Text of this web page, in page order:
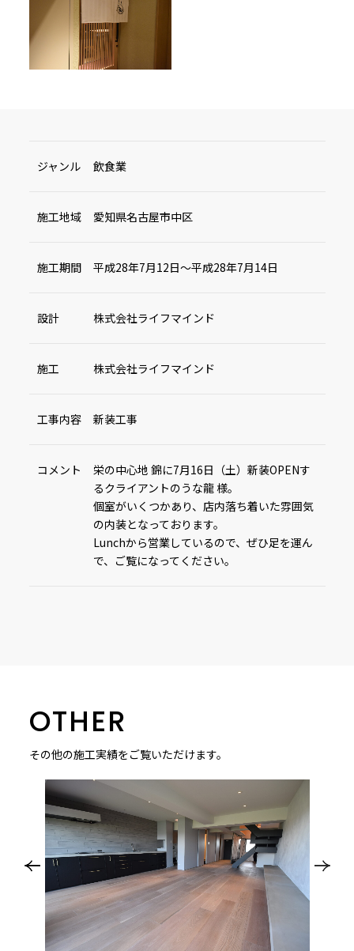
ジャンル 飲食業
施工地域 愛知県名古屋市中区
施工期間 平成28年7月12日～平成28年7月14日
設計 株式会社ライフマインド
施工 株式会社ライフマインド
工事内容 新装工事
コメント
栄の中心地 錦に7月16日（土）新装OPENす
るクライアントのうな龍 様。
個室がいくつかあり、店内落ち着いた雰囲気
の内装となっております。
Lunchから営業しているので、ぜひ足を運ん
で、ご覧になってください。
OTHER
その他の施工実績をご覧いただけます。